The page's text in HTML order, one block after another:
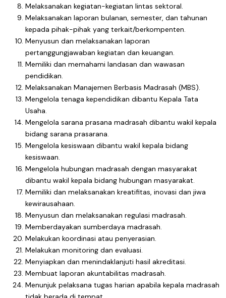
Melaksanakan kegiatan-kegiatan lintas sektoral.
Melaksanakan laporan bulanan, semester, dan tahunan
kepada pihak-pihak yang terkait/berkompenten.
Menyusun dan melaksanakan laporan
pertanggungjawaban kegiatan dan keuangan.
Memiliki dan memahami landasan dan wawasan
pendidikan.
Melaksanakan Manajemen Berbasis Madrasah (MBS).
Mengelola tenaga kependidikan dibantu Kepala Tata
Usaha.
Mengelola sarana prasana madrasah dibantu wakil kepala
bidang sarana prasarana.
Mengelola kesiswaan dibantu wakil kepala bidang
kesiswaan.
Mengelola hubungan madrasah dengan masyarakat
dibantu wakil kepala bidang hubungan masyarakat.
Memiliki dan melaksanakan kreatifitas, inovasi dan jiwa
kewirausahaan.
Menyusun dan melaksanakan regulasi madrasah.
Memberdayakan sumberdaya madrasah.
Melakukan koordinasi atau penyerasian.
Melakukan monitoring dan evaluasi.
Menyiapkan dan menindaklanjuti hasil akreditasi.
Membuat laporan akuntabilitas madrasah.
Menunjuk pelaksana tugas harian apabila kepala madrasah